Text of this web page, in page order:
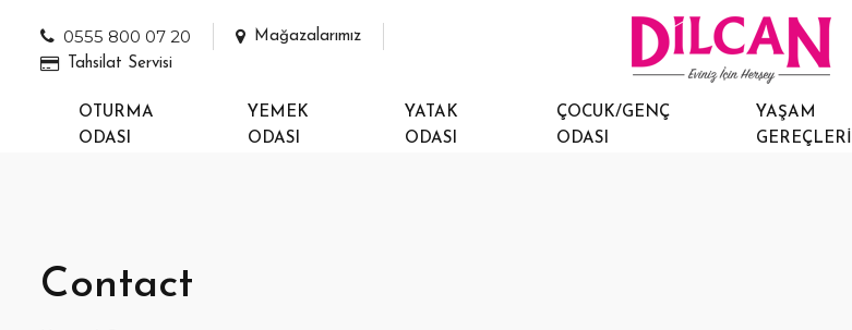
0555 800 07 20
Mağazalarımız
Tahsilat Servisi
OTURMA
ODASI
YEMEK
ODASI
YATAK
ODASI
ÇOCUK/GENÇ
ODASI
YAŞAM
GEREÇLERI
Contact